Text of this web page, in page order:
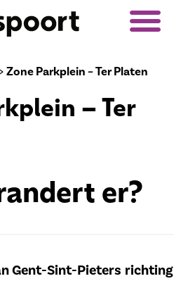
>Zone Parkplein – Ter Platen
– Ter
er?
Gent-Sint-Pieters richting